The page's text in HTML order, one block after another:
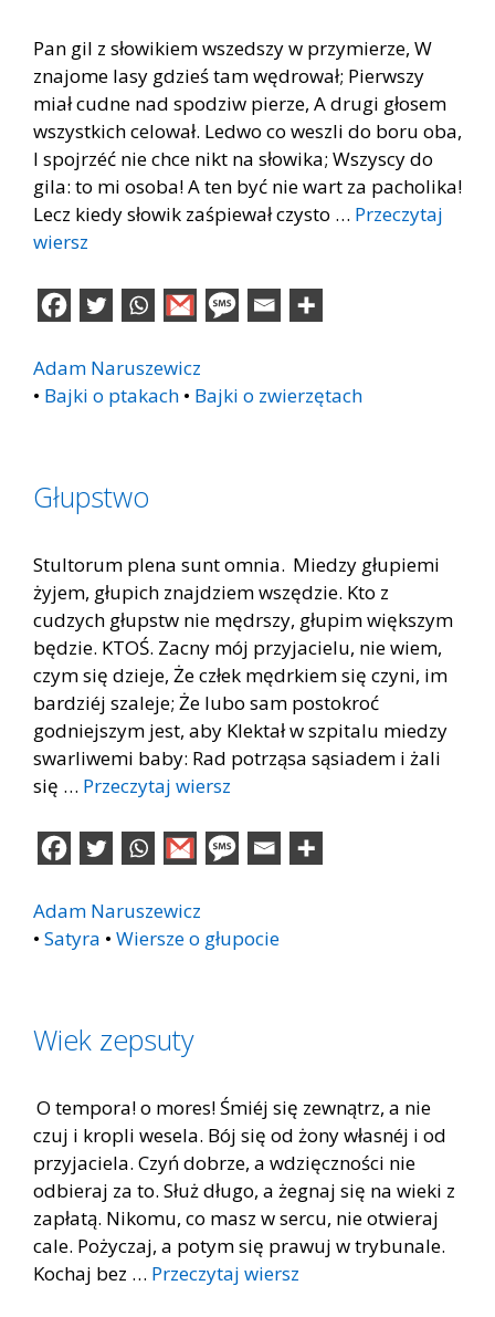
Pan gil z słowikiem wszedszy w przymierze, W
znajome lasy gdzieś tam wędrował; Pierwszy
miał cudne nad spodziw pierze, A drugi głosem
wszystkich celował. Ledwo co weszli do boru oba,
I spojrzéć nie chce nikt na słowika; Wszyscy do
gila: to mi osoba! A ten być nie wart za pacholika!
Lecz kiedy słowik zaśpiewał czysto … Przeczytaj
wiersz
Adam Naruszewicz
• Bajki o ptakach • Bajki o zwierzętach
Głupstwo
Stultorum plena sunt omnia. Miedzy głupiemi
żyjem, głupich znajdziem wszędzie. Kto z
cudzych głupstw nie mędrszy, głupim większym
będzie. KTOŚ. Zacny mój przyjacielu, nie wiem,
czym się dzieje, Że człek mędrkiem się czyni, im
bardziéj szaleje; Że lubo sam postokroć
godniejszym jest, aby Klektał w szpitalu miedzy
swarliwemi baby: Rad potrząsa sąsiadem i żali
się … Przeczytaj wiersz
Adam Naruszewicz
• Satyra • Wiersze o głupocie
Wiek zepsuty
O tempora! o mores! Śmiéj się zewnątrz, a nie
czuj i kropli wesela. Bój się od żony własnéj i od
przyjaciela. Czyń dobrze, a wdzięczności nie
odbieraj za to. Służ długo, a żegnaj się na wieki z
zapłatą. Nikomu, co masz w sercu, nie otwieraj
cale. Pożyczaj, a potym się prawuj w trybunale.
Kochaj bez … Przeczytaj wiersz